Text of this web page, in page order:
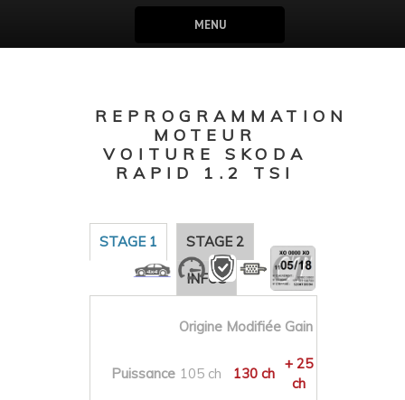
MENU
REPROGRAMMATION
MOTEUR
VOITURE SKODA
RAPID 1.2 TSI
STAGE 1 STAGE 2
INFOS
Origine Modifiée Gain
Puissance 105 ch 130 ch
+ 25
ch